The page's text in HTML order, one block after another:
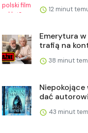
12 minut
Emerytura
trafią na
38 minut
Niepokojące
dać
43 minut